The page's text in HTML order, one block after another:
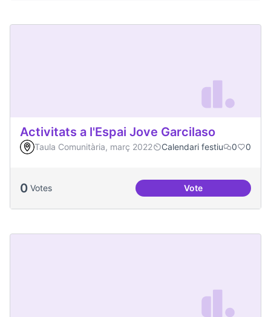
Activitats a l'Espai Jove Garcilaso
Taula Comunitària, març 2022 Calendari festiu 0 0
0 Votes VoteActivitats a l'Espai